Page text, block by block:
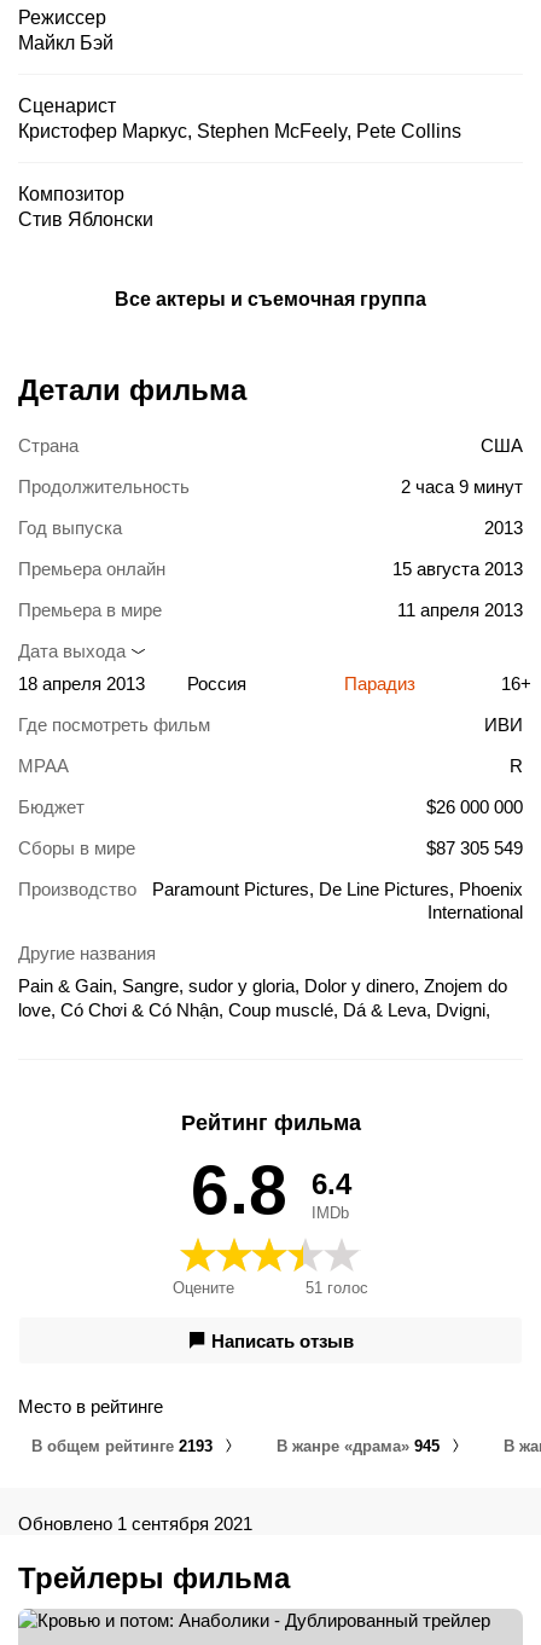
Режиссер
Майкл Бэй
Сценарист
Кристофер Маркус, Stephen McFeely, Pete Collins
Композитор
Стив Яблонски
Все актеры и съемочная группа
Детали фильма
Страна
США
Продолжительность
2 часа 9 минут
Год выпуска
2013
Премьера онлайн
15 августа 2013
Премьера в мире
11 апреля 2013
Дата выхода
18 апреля 2013
Россия Парадиз
16+
Где посмотреть фильм
ИВИ
MPAA
R
Бюджет
$26 000 000
Сборы в мире
$87 305 549
Производство
Paramount Pictures, De Line Pictures, Phoenix
International
Другие названия
Pain & Gain, Sangre, sudor y gloria, Dolor y dinero, Znojem do
love, Có Chơi & Có Nhận, Coup musclé, Dá & Leva, Dvigni,
Trage tare si te scoti, Vaiga sviedros, Veri, higi ja pisarad, Zor
Анаболики, Кръв и пот, ペイン＆ゲイン 史上最低の一攫千
金, 不勞而禍, 付出与收获, Ağrı və Qazanc, 健男抢钱团, ペイン
Рейтинг фильма
6.8
Оцените 51 голос
6.4
IMDb
Написать отзыв
Место в рейтинге
В общем рейтинге 2193 В жанре «драма» 945 В
Обновлено 1 сентября 2021
Трейлеры фильма